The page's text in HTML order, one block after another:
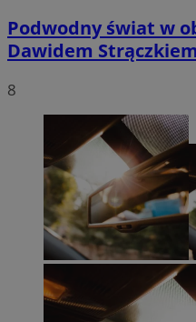
Podwodny świat w
Dawidem Strączkiem
8